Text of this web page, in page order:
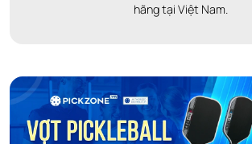
hãng tại Việt Nam.